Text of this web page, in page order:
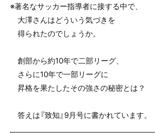
※著名なサッカー指導者に接する中で、
大澤さんはどういう気づきを
得られたのでしょうか。
創部から約10年で二部リーグ、
さらに10年で一部リーグに
昇格を果たしたその強さの秘密とは？
答えは『致知』9月号に書かれています。